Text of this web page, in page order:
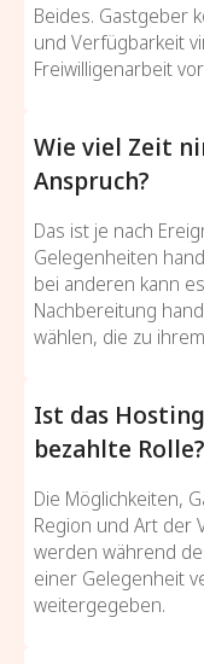
Beides. Gastgeber
und Verfügbarkeit
Freiwilligenarbeit
Wie viel Zeit
Anspruch?
Das ist je nach
Gelegenheiten
bei anderen kann
Nachbereitung
wählen, die zu
Ist das
bezahlte Rolle?
Die Möglichkeiten,
Region und Art der
werden während
einer Gelegenheit
weitergegeben.